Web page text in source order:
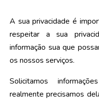
A sua privacidade é
respeitar a sua
informação sua que
os nossos serviços.
Solicitamos
realmente precisamos